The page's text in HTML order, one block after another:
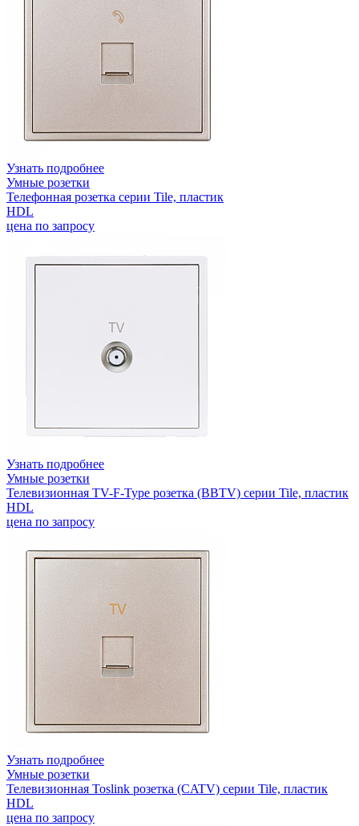
Узнать подробнее
Умные розетки
Телефонная розетка серии Tile, пластик
HDL
цена по запросу
Узнать подробнее
Умные розетки
Телевизионная TV-F-Type розетка (BBTV) серии Tile, пластик
HDL
цена по запросу
Узнать подробнее
Умные розетки
Телевизионная Toslink розетка (CATV) серии Tile, пластик
HDL
цена по запросу